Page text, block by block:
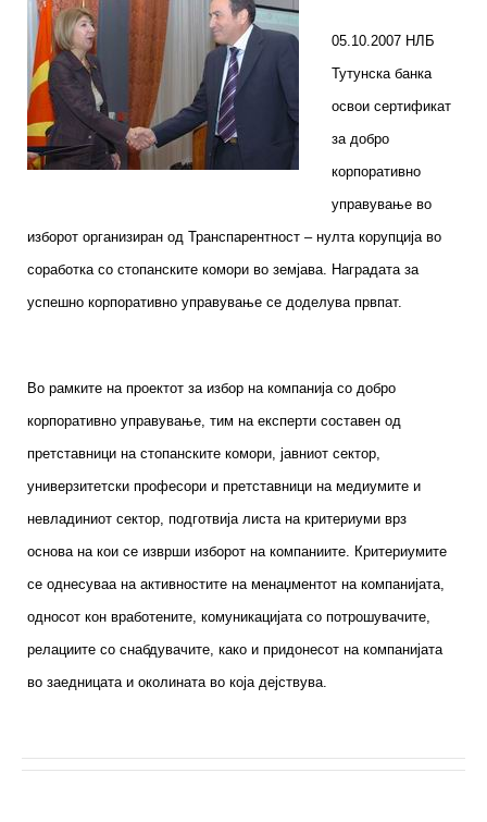
05.10.2007 НЛБ
Тутунска банка
освои сертификат
за добро
корпоративно
управување во
изборот организиран од Транспарентност – нулта корупција во
соработка со стопанските комори во земјава. Наградата за
успешно корпоративно управување се доделува првпат.
Во рамките на проектот за избор на компанија со добро
корпоративно управување, тим на експерти составен од
претставници на стопанските комори, јавниот сектор,
универзитетски професори и претставници на медиумите и
невладиниот сектор, подготвија листа на критериуми врз
основа на кои се изврши изборот на компаниите. Критериумите
се однесуваа на активностите на менаџментот на компанијата,
односот кон вработените, комуникацијата со потрошувачите,
релациите со снабдувачите, како и придонесот на компанијата
во заедницата и околината во која дејствува.